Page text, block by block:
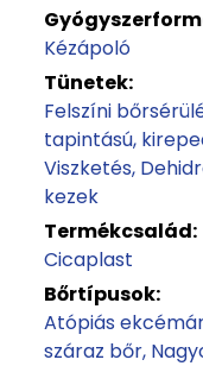
Kézápoló
Tünetek:
Felszíni
tapintású,
Viszketés
kezek
Termékcsalád:
Cicaplast
Bőrtípusok:
Atópiás
száraz bőr